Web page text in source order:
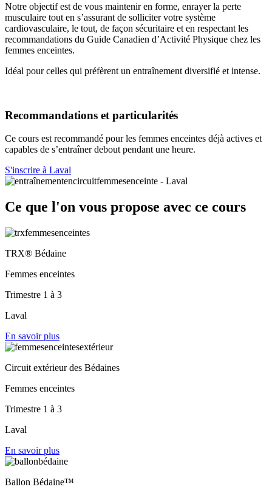
Notre objectif est de vous maintenir en forme, enrayer la perte
musculaire tout en s’assurant de solliciter votre système
cardiovasculaire, le tout, de façon sécuritaire et en respectant les
recommandations du Guide Canadien d’Activité Physique chez les
femmes enceintes.
Idéal pour celles qui préfèrent un entraînement diversifié et intense.
Recommandations et particularités
Ce cours est recommandé pour les femmes enceintes déjà actives et
capables de s’entraîner debout pendant une heure.
S'inscrire à Laval
Ce que l'on vous propose avec ce cours
TRX® Bédaine
Femmes enceintes
Trimestre 1 à 3
Laval
En savoir plus
Circuit extérieur des Bédaines
Femmes enceintes
Trimestre 1 à 3
Laval
En savoir plus
Ballon Bédaine™